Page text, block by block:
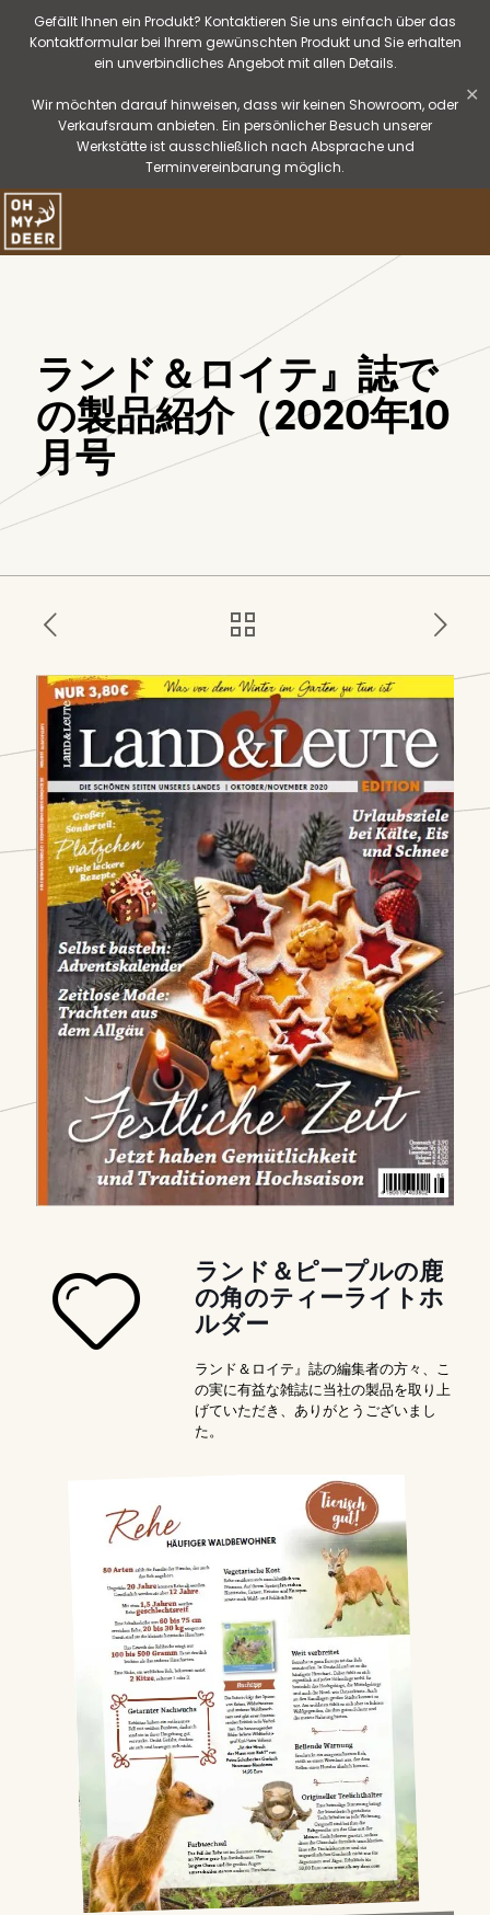
Gefällt Ihnen ein Produkt? Kontaktieren Sie uns einfach über das
Kontaktformular bei Ihrem gewünschten Produkt und Sie erhalten
ein unverbindliches Angebot mit allen Details.
Wir möchten darauf hinweisen, dass wir keinen Showroom, oder
Verkaufsraum anbieten. Ein persönlicher Besuch unserer
Werkstätte ist ausschließlich nach Absprache und
Terminvereinbarung möglich.
✕
ランド＆ロイテ』誌で
の製品紹介（2020年10
月号
ランド＆ピープルの鹿
の角のティーライトホ
ルダー
ランド＆ロイテ』誌の編集者の方々、こ
の実に有益な雑誌に当社の製品を取り上
げていただき、ありがとうございまし
た。